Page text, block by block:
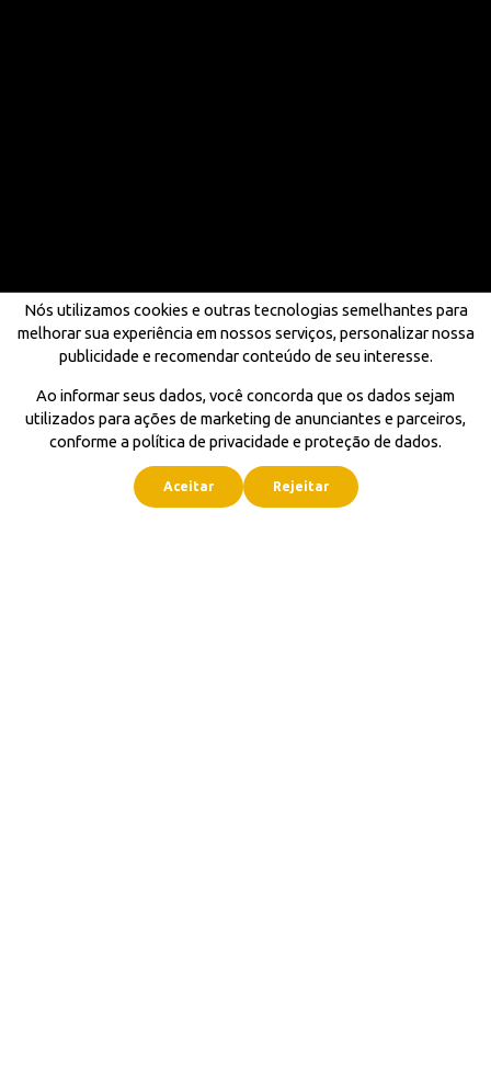
Nós utilizamos cookies e outras tecnologias semelhantes para
melhorar sua experiência em nossos serviços, personalizar nossa
publicidade e recomendar conteúdo de seu interesse.
Ao informar seus dados, você concorda que os dados sejam
utilizados para ações de marketing de anunciantes e parceiros,
conforme a política de privacidade e proteção de dados.
Aceitar Rejeitar